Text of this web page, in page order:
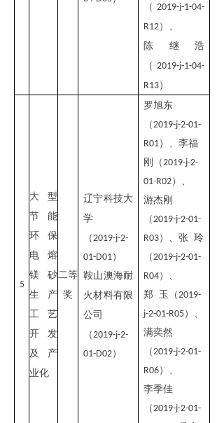
（ 2019-j-1-04-
R12）、
陈继浩
（ 2019-j-1-04-
R13）
5
大型
节能
环保
电熔
镁砂
生产
工艺
开发
及产
业化
二等
奖
辽宁科技大
学
（2019-j-2-
01-D01）
鞍山澳海耐
火材料有限
公司
（2019-j-2-
01-D02）
罗旭东
（2019-j-2-01-
R01） 、李福
刚
（2019-j-2-
01-R02） 、
游杰刚
（2019-j-2-01-
R03） 、张 玲
（2019-j-2-01-
R04） 、
郑 玉（2019-
j-2-01-R05） 、
满奕然
（2019-j-2-01-
R06） 、
李季佳
（2019-j-2-01-